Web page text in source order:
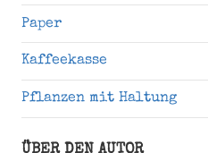
Paper
Kaffeekasse
Pflanzen mit Haltung
ÜBER DEN AUTOR